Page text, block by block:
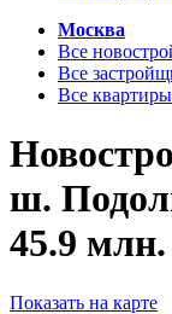
Москва
Все
Все
Все квартиры
ш.
45.9
Показать на карте